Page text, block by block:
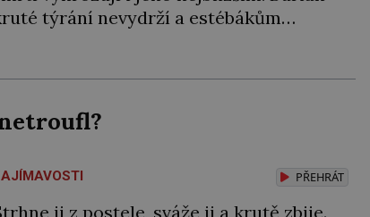
týrání nevydrží a estébákům
výslechů nikdo nevyvíjel fyzický
ani psychický nátlak. Syn brněnského
chce být knězem a […]
PŘEHRÁT
ji z postele, sváže ji a krutě zbije.